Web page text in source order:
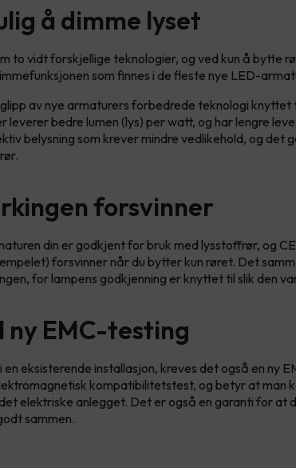
å dimme lyset
to vidt forskjellige teknologier, og ved kun å bytte
som finnes i de fleste nye LED-
av nye armaturers forbedrede teknologi knyttet
leverer bedre lumen (lys) per watt, og har lengre
belysning som krever mindre vedlikehold, og det
forsvinner
din er godkjent for bruk med lysstoffrør, og
forsvinner når du bytter kun røret. Det
for lampens godkjenning er knyttet til slik den
ny EMC-testing
en eksisterende installasjon, kreves det også en ny
kompatibilitetstest, og betyr at man
elektriske anlegget. Det er også en garanti for at
sammen.